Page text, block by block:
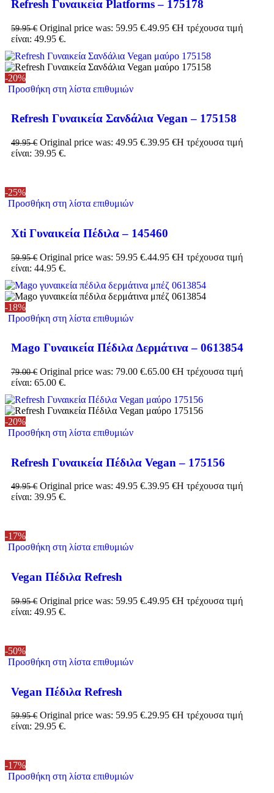
Refresh Γυναικεία Platforms – 175178
59.95€ Original price was: 59.95 €.49.95 €Η τρέχουσα τιμή
είναι: 49.95 €.
-20%
Προσθήκη στη λίστα επιθυμιών
Refresh Γυναικεία Σανδάλια Vegan – 175158
49.95€ Original price was: 49.95 €.39.95 €Η τρέχουσα τιμή
είναι: 39.95 €.
-25%
Προσθήκη στη λίστα επιθυμιών
Xti Γυναικεία Πέδιλα – 145460
59.95€ Original price was: 59.95 €.44.95 €Η τρέχουσα τιμή
είναι: 44.95 €.
-18%
Προσθήκη στη λίστα επιθυμιών
Mago Γυναικεία Πέδιλα Δερμάτινα – 0613854
79.00€ Original price was: 79.00 €.65.00 €Η τρέχουσα τιμή
είναι: 65.00 €.
-20%
Προσθήκη στη λίστα επιθυμιών
Refresh Γυναικεία Πέδιλα Vegan – 175156
49.95€ Original price was: 49.95 €.39.95 €Η τρέχουσα τιμή
είναι: 39.95 €.
-17%
Προσθήκη στη λίστα επιθυμιών
Vegan Πέδιλα Refresh
59.95€ Original price was: 59.95 €.49.95 €Η τρέχουσα τιμή
είναι: 49.95 €.
-50%
Προσθήκη στη λίστα επιθυμιών
Vegan Πέδιλα Refresh
59.95€ Original price was: 59.95 €.29.95 €Η τρέχουσα τιμή
είναι: 29.95 €.
-17%
Προσθήκη στη λίστα επιθυμιών